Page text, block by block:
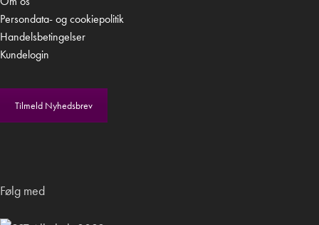
Persondata- og cookiepolitik
Handelsbetingelser
Kundelogin
Tilmeld Nyhedsbrev
Følg med